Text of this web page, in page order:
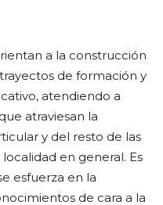
a la construcción
de formación y
atendiendo a
atraviesan la
y del resto de las
en general. Es
esfuerza en la
de cara a la